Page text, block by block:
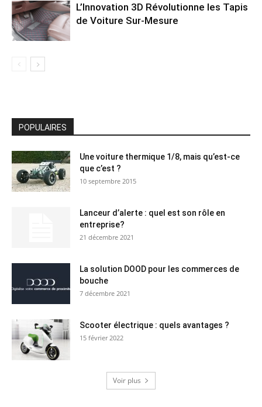
L’Innovation 3D Révolutionne les Tapis
de Voiture Sur-Mesure
POPULAIRES
Une voiture thermique 1/8, mais qu’est-ce
que c’est ?
10 septembre 2015
Lanceur d’alerte : quel est son rôle en
entreprise?
21 décembre 2021
La solution DOOD pour les commerces de
bouche
7 décembre 2021
Scooter électrique : quels avantages ?
15 février 2022
Voir plus